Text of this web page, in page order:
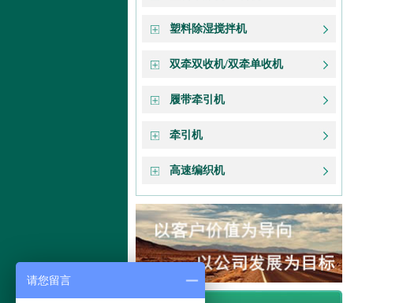
塑料除湿搅拌机
双牵双收机/双牵单收机
履带牵引机
牵引机
高速编织机
请您留言